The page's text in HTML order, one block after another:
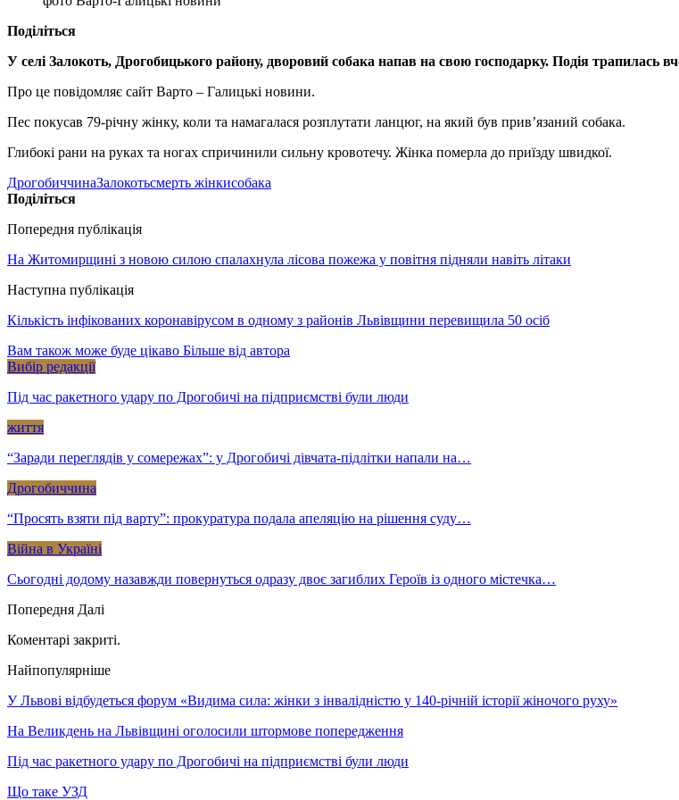
Поділіться
У селі Залокоть, Дрогобицького району, дворовий собака напав на свою господарку. Подія трапилась
Про це повідомляє сайт Варто – Галицькі новини.
Пес покусав 79-річну жінку, коли та намагалася розплутати ланцюг, на який був прив’язаний собака.
Глибокі рани на руках та ногах спричинили сильну кровотечу. Жінка померла до приїзду швидкої.
ДрогобиччинаЗалокотьсмерть жінкисобака
Поділіться
Попередня публікація
На Житомирщині з новою силою спалахнула лісова пожежа у повітня підняли навіть літаки
Наступна публікація
Кількість інфікованих коронавірусом в одному з районів Львівщини перевищила 50 осіб
Вам також може буде цікаво Більше від автора
Вибір редакції
Під час ракетного удару по Дрогобичі на підприємстві були люди
життя
“Заради переглядів у сомережах”: у Дрогобичі дівчата-підлітки напали на…
Дрогобиччина
“Просять взяти під варту”: прокуратура подала апеляцію на рішення суду…
Війна в Україні
Сьогодні додому назавжди повернуться одразу двоє загиблих Героїв із одного містечка…
Попередня Далі
Коментарі закриті.
Найпопулярніше
У Львові відбудеться форум «Видима сила: жінки з інвалідністю у 140-річній історії жіночого руху»
На Великдень на Львівщині оголосили штормове попередження
Під час ракетного удару по Дрогобичі на підприємстві були люди
Що таке УЗД